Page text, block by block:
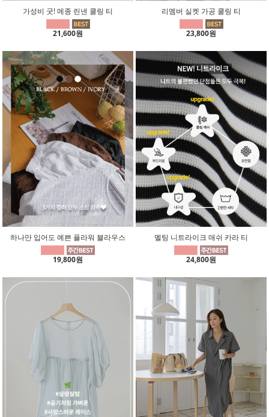
가성비 굿! 메종 린넨 쿨링 티
21,600원
리멤버 실켓 가공 쿨링 티
23,800원
하나만 입어도 예쁜 플라워 블라우스
19,800원
멜팅 니트라이크 매쉬 카라 티
24,800원